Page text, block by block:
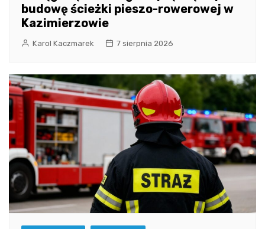
budowę ścieżki pieszo-rowerowej w
Kazimierzowie
Karol Kaczmarek 7 sierpnia 2026